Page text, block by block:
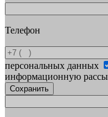
Телефон
персональных данных
информационную
Сохранить